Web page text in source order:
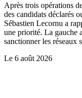
Après trois opérations
des candidats déclarés
Sébastien Lecornu a
une priorité. La gauche
sanctionner les réseaux
Le 6 août 2026